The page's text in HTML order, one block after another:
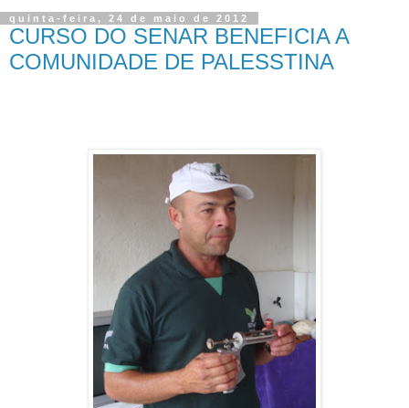
quinta-feira, 24 de maio de 2012
CURSO DO SENAR BENEFICIA A
COMUNIDADE DE PALESSTINA